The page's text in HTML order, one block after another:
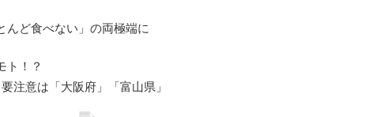
んど食べない」の両極端に
！？
注意は「大阪府」「富山県」